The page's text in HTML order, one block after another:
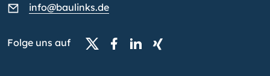
info@baulinks.de
Folge uns auf